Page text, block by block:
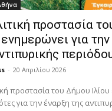
προστασία
ενημερώνει για
- 20 Απριλίου 2026
προστασία του Δήμου
για την έναρξη της